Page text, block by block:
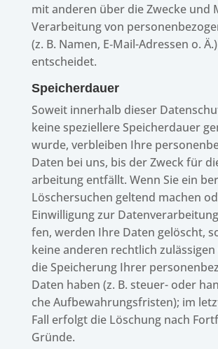
mit ande­ren über die Zwecke und
Verar­bei­tung von
(z. B. Namen, E‑Mail-Adres­sen o. Ä.)
entscheidet.
Spei­cher­dauer
Soweit inner­halb dieser
keine spezi­el­lere Spei­cher­dauer
wurde, verblei­ben Ihre
Daten bei uns, bis der Zweck für
ar­bei­tung entfällt. Wenn Sie ein
Löscher­su­chen geltend machen
Einwil­li­gung zur
fen, werden Ihre Daten gelöscht,
keine ande­ren recht­lich
die Spei­che­rung Ihrer
Daten haben (z. B. steuer- oder
che Aufbe­wah­rungs­fris­ten); im
Fall erfolgt die Löschung nach
Gründe.